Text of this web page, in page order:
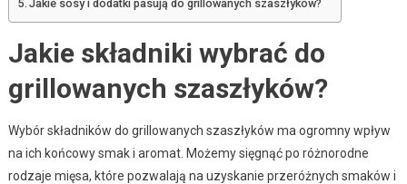
Jakie sosy i dodatki pasują do grillowanych szaszłyków?
Jakie składniki wybrać do
grillowanych szaszłyków?
Wybór składników do grillowanych szaszłyków ma ogromny wpływ
na ich końcowy smak i aromat. Możemy sięgnąć po różnorodne
rodzaje mięsa, które pozwalają na uzyskanie przeróżnych smaków i